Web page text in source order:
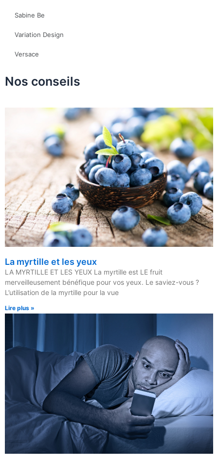
Sabine Be
Variation Design
Versace
Nos conseils
La myrtille et les yeux
LA MYRTILLE ET LES YEUX La myrtille est LE fruit
merveilleusement bénéfique pour vos yeux. Le saviez-vous ?
L’utilisation de la myrtille pour la vue
Lire plus »